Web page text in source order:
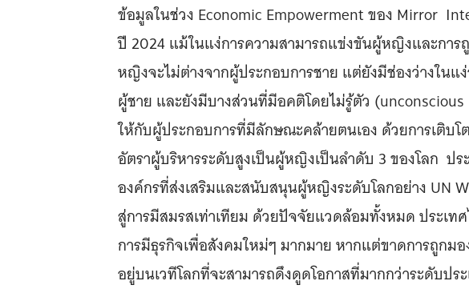
ข้อมูลในช่วง Economic Empowerment ของ Mirror
ปี 2024 แม้ในแง่การความสามารถแข่งขันผู้หญิงและการ
หญิงจะไม่ต่างจากผู้ประกอบการชาย แต่ยังมีช่องว่างใน
ผู้ชาย และยังมีบางส่วนที่มีอคติโดยไม่รู้ตัว
ให้กับผู้ประกอบการที่มีลักษณะคล้ายตนเอง ด้วยการเติบ
อัตราผู้บริหารระดับสูงเป็นผู้หญิงเป็นลำดับ 3 ของโลก ปร
องค์กรที่ส่งเสริมและสนับสนุนผู้หญิงระดับโลกอย่าง UN
สู่การมีสมรสเท่าเทียม ด้วยปัจจัยแวดล้อมทั้งหมด ประเ
การมีธุรกิจเพื่อสังคมใหม่ๆ มากมาย หากแต่ขาดการถูก
อยู่บนเวทีโลกที่จะสามารถดึงดูดโอกาสที่มากกว่าระดับปร